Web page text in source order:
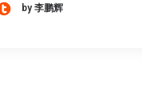
by 李鹏辉